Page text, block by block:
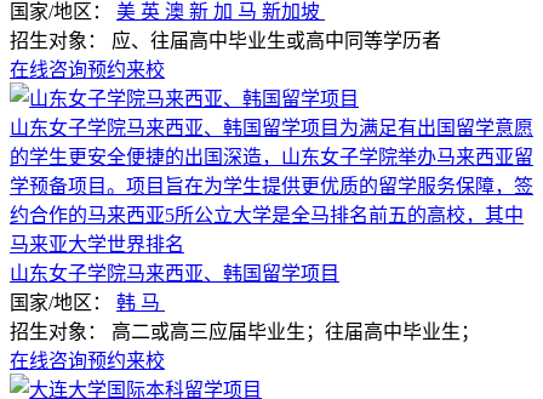
国家/地区： 美 英 澳 新 加 马 新加坡
招生对象： 应、往届高中毕业生或高中同等学历者
在线咨询预约来校
山东女子学院马来西亚、韩国留学项目为满足有出国留学意愿
的学生更安全便捷的出国深造，山东女子学院举办马来西亚留
学预备项目。项目旨在为学生提供更优质的留学服务保障，签
约合作的马来西亚5所公立大学是全马排名前五的高校，其中
马来亚大学世界排名
山东女子学院马来西亚、韩国留学项目
国家/地区： 韩 马
招生对象： 高二或高三应届毕业生；往届高中毕业生；
在线咨询预约来校